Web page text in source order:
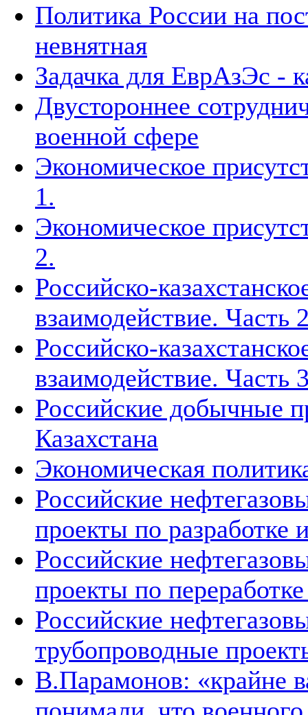
Политика России на
невнятная
Задачка для ЕврАзЭс -
Двустороннее
военной сфере
Экономическое
1.
Экономическое
2.
Российско-
взаимодействие. Часть
Российско-
взаимодействие. Часть
Российские добычные
Казахстана
Экономическая
Российские
проекты по
Российские
проекты по
Российские
трубопроводные
В.Парамонов: «крайне